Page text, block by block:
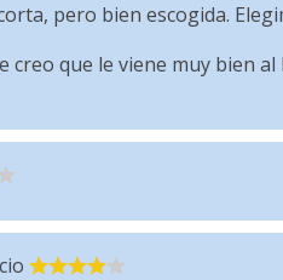
pero bien escogida.
creo que le viene muy bien al